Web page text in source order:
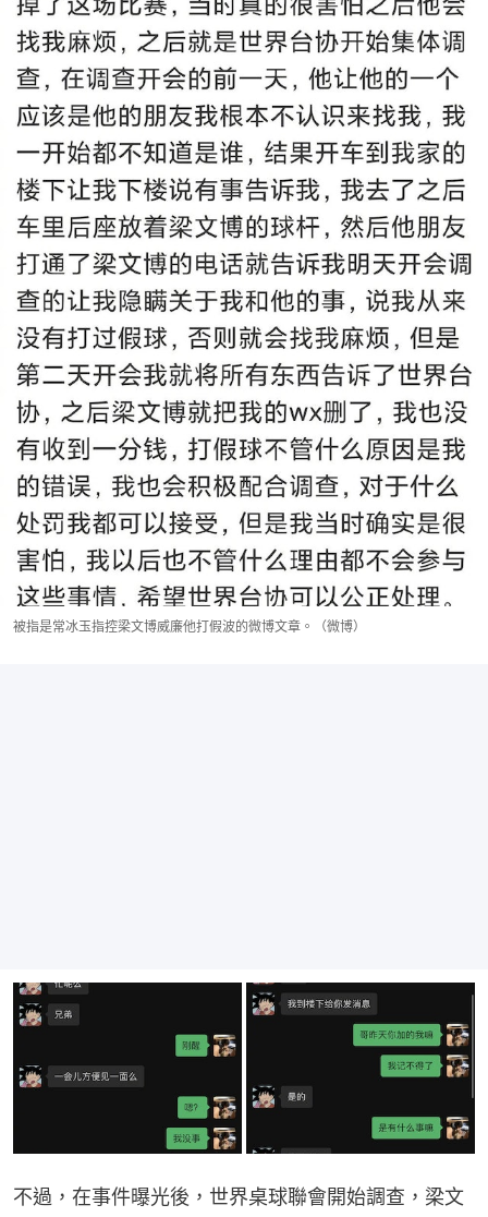
被指是常冰玉指控梁文博威廉他打假波的微博文章。（微博）
不過，在事件曝光後，世界桌球聯會開始調查，梁文